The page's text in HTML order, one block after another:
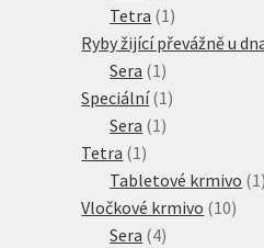
produkty
Tetra 1 1
produkt
Ryby žijící převážně u
Sera 1 1
produkt
Speciální 1 1
Sera 1 1
Tetra 1 1
produkt
Tabletové krmivo 1 1
Vločkové krmivo 1010
Sera 44